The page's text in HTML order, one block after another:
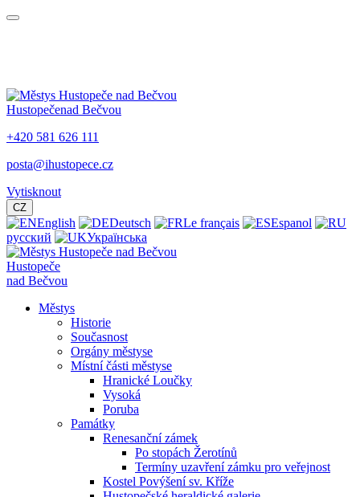
Hustopečenad Bečvou
+420 581 626 111
posta@ihustopece.cz
Vytisknout
CZ
English Deutsch Le français
Espanol
русский
Українська
Hustopeče
nad Bečvou
Městys
Historie
Současnost
Orgány městyse
Místní části městyse
Hranické Loučky
Vysoká
Poruba
Památky
Renesanční zámek
Po stopách Žerotínů
Termíny uzavření zámku pro veřejnost
Kostel Povýšení sv. Kříže